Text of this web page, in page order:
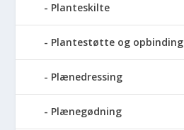
Planteskilte
Plantestøtte og opbinding
Plænedressing
Plænegødning